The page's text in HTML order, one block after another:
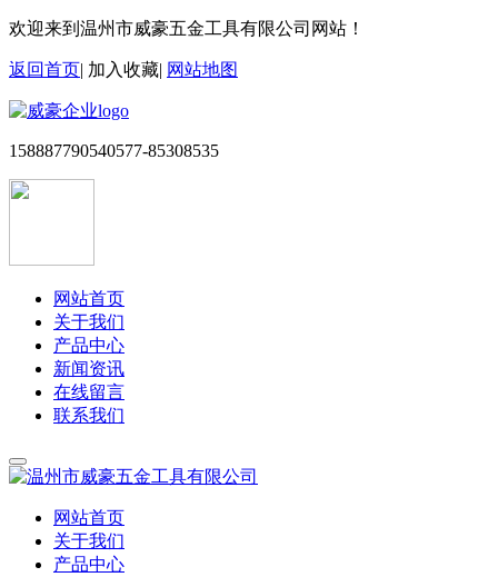
欢迎来到温州市威豪五金工具有限公司网站！
返回首页| 加入收藏| 网站地图
158887790540577-85308535
网站首页
关于我们
产品中心
新闻资讯
在线留言
联系我们
网站首页
关于我们
产品中心